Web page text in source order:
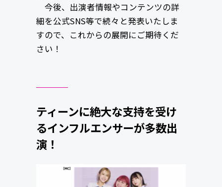
今後、出演者情報やコンテンツの詳
細を公式SNS等で続々と発表いたしま
すので、これからの展開にご期待くだ
さい！
ティーンに絶大な支持を受け
るインフルエンサーが多数出
演！